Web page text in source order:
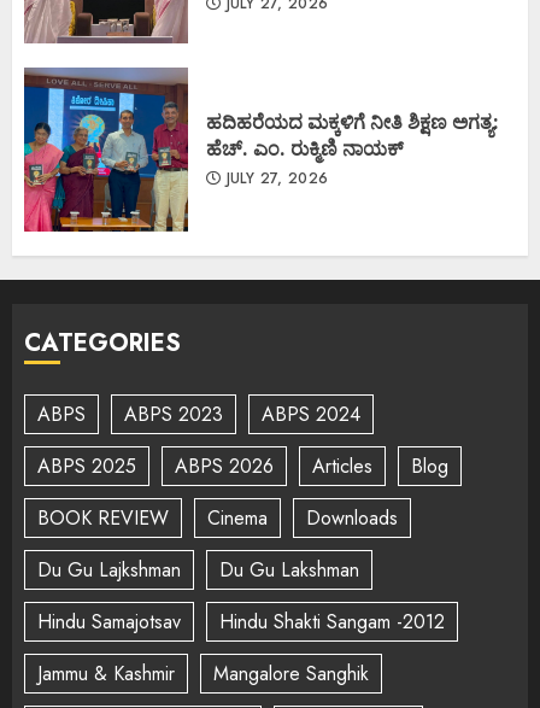
ಹದಿಹರೆಯದ ಮಕ್ಕಳಿಗೆ ನೀತಿ ಶಿಕ್ಷಣ ಅಗತ್ಯ:
ಹೆಚ್. ಎಂ. ರುಕ್ಮಿಣಿ ನಾಯಕ್
JULY 27, 2026
CATEGORIES
ABPS ABPS 2023
ABPS 2024
ABPS 2025
ABPS 2026 Articles
Blog
BOOK REVIEW
Cinema
Downloads
Du Gu Lajkshman
Du Gu Lakshman
Hindu Samajotsav
Hindu Shakti Sangam -2012
Jammu & Kashmir
Mangalore Sanghik